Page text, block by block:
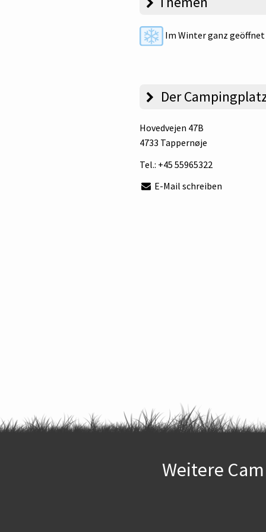
Im Winter ganz geöffnet
Der
Hovedvejen 47B
4733 Tappernøje
Tel.: +45 55965322
E-Mail schreiben
Weitere